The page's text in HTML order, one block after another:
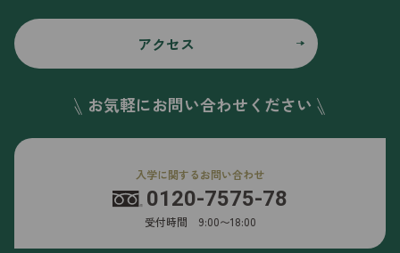
アクセス
お気軽にお問い合わせください
入学に関するお問い合わせ
0120-7575-78
受付時間 9:00〜18:00